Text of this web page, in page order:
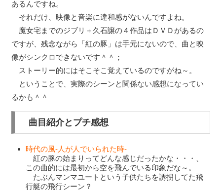
あるんですね。
それだけ、映像と音楽に違和感がないんですよね。
魔女宅までのジブリ＋久石譲の４作品はＤＶＤがあるの
ですが、残念ながら「紅の豚」は手元にないので、曲と映
像がシンクロできないです＾＾；
ストーリー的にはそこそこ覚えているのですがね～。
ということで、実際のシーンと関係ない感想になってい
るかも＾＾
曲目紹介とプチ感想
時代の風-人が人でいられた時-
紅の豚の始まりってどんな感じだったかな・・・、
この曲的には最初から空を飛んでいる印象だな～。
たぶんマンマユートという子供たちを誘拐してた飛
行艇の飛行シーン？